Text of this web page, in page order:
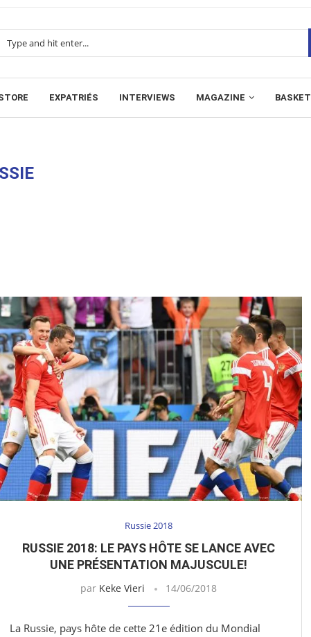
EXPATRIÉS INTERVIEWS MAGAZINE BASKET
Russie 2018
RUSSIE 2018: LE PAYS HÔTE SE LANCE AVEC
UNE PRÉSENTATION MAJUSCULE!
par Keke Vieri 14/06/2018
La Russie, pays hôte de cette 21e édition du Mondial